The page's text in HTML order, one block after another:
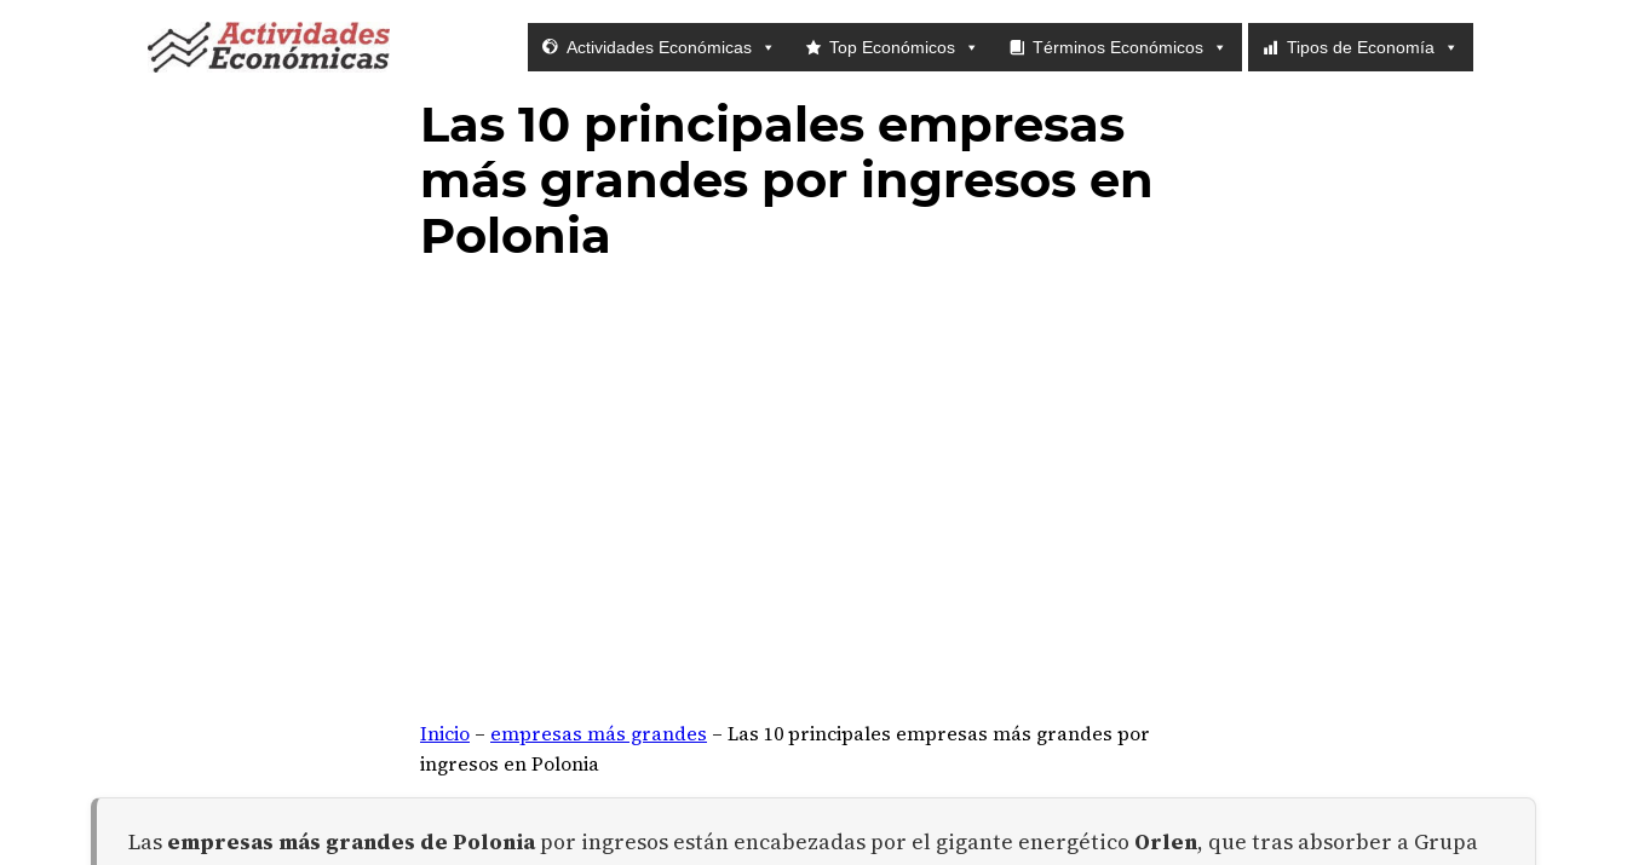
Actividades Económicas Top Económicos Términos Económicos Tipos de Economía
Las 10 principales empresas
más grandes por ingresos en
Polonia
Inicio – empresas más grandes – Las 10 principales empresas más grandes por
ingresos en Polonia
Las empresas más grandes de Poloniapor ingresos están encabezadas por el gigante energético Orlen, que tras absorber a Grupa